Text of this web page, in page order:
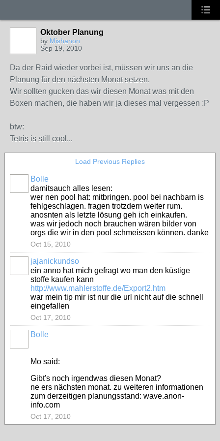
Oktober Planung
by Mishanon
Sep 19, 2010
Da der Raid wieder vorbei ist, müssen wir uns an die
Planung für den nächsten Monat setzen.
Wir sollten gucken das wir diesen Monat was mit den
Boxen machen, die haben wir ja dieses mal vergessen :P
btw:
Tetris is still cool...
Load Previous Replies
Bolle
damitsauch alles lesen:
wer nen pool hat: mitbringen. pool bei nachbarn is
fehlgeschlagen. fragen trotzdem weiter rum.
anosnten als letzte lösung geh ich einkaufen.
was wir jedoch noch brauchen wären bilder von
orgs die wir in den pool schmeissen können. danke
Oct 15, 2010
jajanickundso
ein anno hat mich gefragt wo man den küstige
stoffe kaufen kann
http://www.mahlerstoffe.de/Export2.htm
war mein tip mir ist nur die url nicht auf die schnell
eingefallen
Oct 17, 2010
Bolle
Mo said:
Gibt's noch irgendwas diesen Monat?
ne ers nächsten monat. zu weiteren informationen
zum derzeitigen planungsstand: wave.anon-
info.com
Oct 17, 2010